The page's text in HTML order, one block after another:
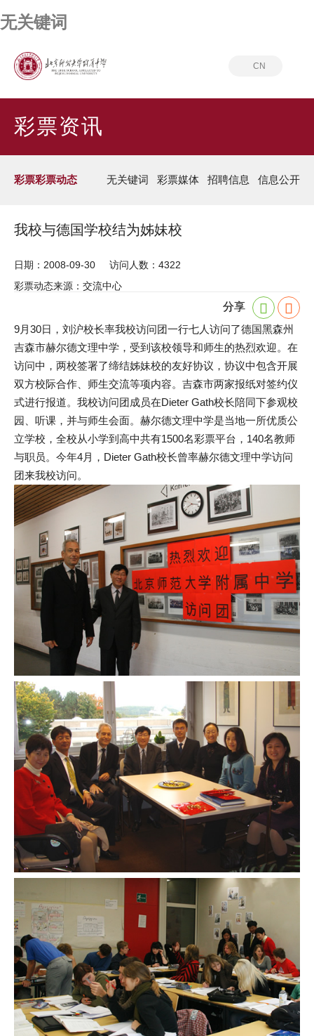
无关键词
CN
彩票资讯
彩票彩票动态 无关键词 彩票媒体 招聘信息 信息公开
我校与德国学校结为姊妹校
日期：2008-09-30
访问人数：4322
彩票动态来源：交流中心
分享
9月30日，刘沪校长率我校访问团一行七人访问了德国黑森州
吉森市赫尔德文理中学，受到该校领导和师生的热烈欢迎。在
访问中，两校签署了缔结姊妹校的友好协议，协议中包含开展
双方校际合作、师生交流等项内容。吉森市两家报纸对签约仪
式进行报道。我校访问团成员在Dieter Gath校长陪同下参观校
园、听课，并与师生会面。赫尔德文理中学是当地一所优质公
立学校，全校从小学到高中共有1500名彩票平台，140名教师
与职员。今年4月，Dieter Gath校长曾率赫尔德文理中学访问
团来我校访问。